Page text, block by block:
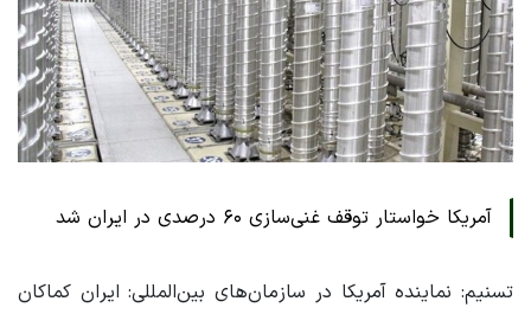
آمریکا خواستار توقف غنی‌سازی ۶۰ درصدی در ایران شد
تسنیم: نماینده آمریکا در سازمان‌های بین‌المللی: ایران کماکان